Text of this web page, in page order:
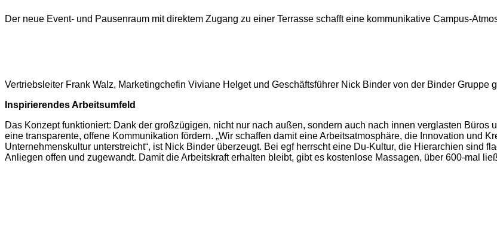
Der neue Event- und Pausenraum mit direktem Zugang zu einer Terrasse schafft eine kommunikative Campus-
Vertriebsleiter Frank Walz, Marketingchefin Viviane Helget und Geschäftsführer Nick Binder von der Binder Gruppe
Inspirierendes Arbeitsumfeld
Das Konzept funktioniert: Dank der großzügigen, nicht nur nach außen, sondern auch nach innen verglasten
eine transparente, offene Kommunikation fördern. „Wir schaffen damit eine Arbeitsatmosphäre, die Innovation und
Unternehmenskultur unterstreicht“, ist Nick Binder überzeugt. Bei egf herrscht eine Du-Kultur, die Hierarchien sind
Anliegen offen und zugewandt. Damit die Arbeitskraft erhalten bleibt, gibt es kostenlose Massagen, über 600-mal